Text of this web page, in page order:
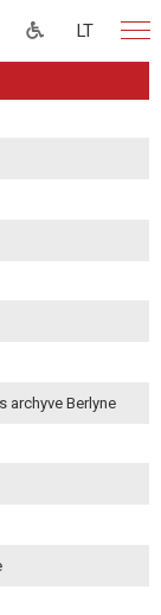
LT
archyve Berlyne